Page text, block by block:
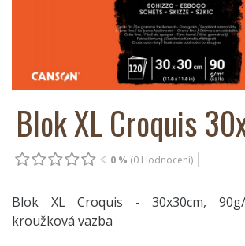
Blok XL Croquis
0 % (0 Hodnocení)
Blok XL Croquis - 30x30cm,
kroužková vazba